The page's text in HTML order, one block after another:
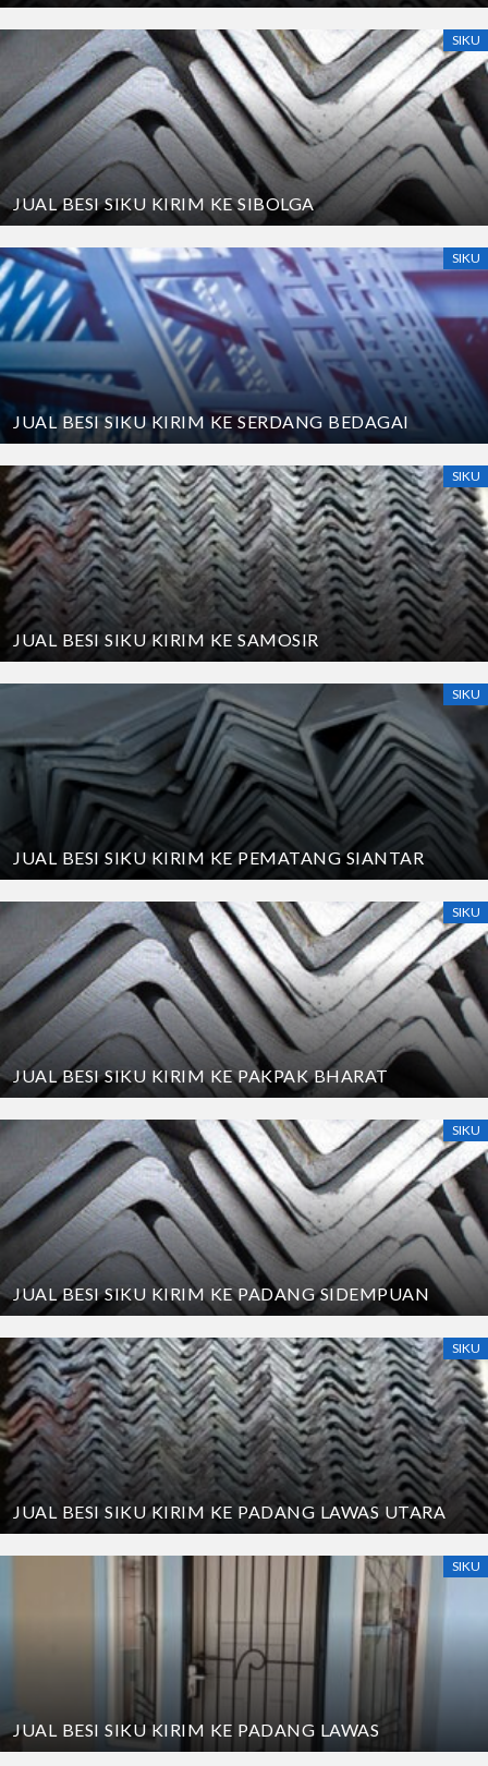
SIKU
JUAL BESI SIKU KIRIM KE SIBOLGA
SIKU
JUAL BESI SIKU KIRIM KE SERDANG BEDAGAI
SIKU
JUAL BESI SIKU KIRIM KE SAMOSIR
SIKU
JUAL BESI SIKU KIRIM KE PEMATANG SIANTAR
SIKU
JUAL BESI SIKU KIRIM KE PAKPAK BHARAT
SIKU
JUAL BESI SIKU KIRIM KE PADANG SIDEMPUAN
SIKU
JUAL BESI SIKU KIRIM KE PADANG LAWAS UTARA
SIKU
JUAL BESI SIKU KIRIM KE PADANG LAWAS